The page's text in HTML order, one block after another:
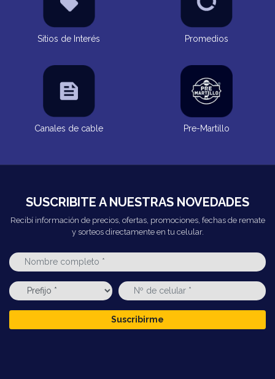
Sitios de Interés Promedios
Canales de cable Pre-Martillo
SUSCRIBITE A NUESTRAS NOVEDADES
Recibí información de precios, ofertas, promociones, fechas de remate
y sorteos directamente en tu celular.
Suscribirme